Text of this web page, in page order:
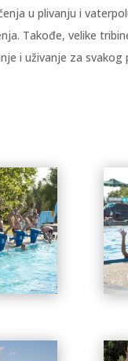
u plivanju i
Takođe, velike
i uživanje za svakog